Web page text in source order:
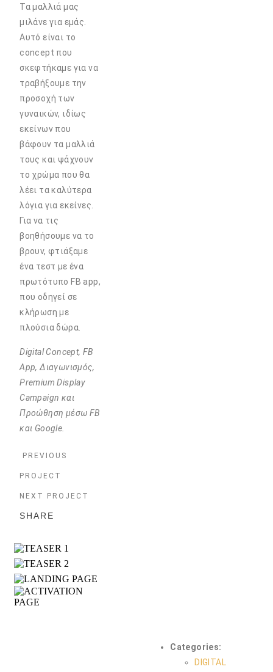
Τα μαλλιά μας
μιλάνε για εμάς.
Αυτό είναι το
concept που
σκεφτήκαμε για να
τραβήξουμε την
προσοχή των
γυναικών, ιδίως
εκείνων που
βάφουν τα μαλλιά
τους και ψάχνουν
το χρώμα που θα
λέει τα καλύτερα
λόγια για εκείνες.
Για να τις
βοηθήσουμε να το
βρουν, φτιάξαμε
ένα τεστ με ένα
πρωτότυπο FB app,
που οδηγεί σε
κλήρωση με
πλούσια δώρα.
Digital Concept, FB
App, Διαγωνισμός,
Premium Display
Campaign και
Προώθηση μέσω FB
και Google.
PREVIOUS
PROJECT
NEXT PROJECT
SHARE
Categories:
DIGITAL